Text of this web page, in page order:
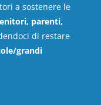
a sostenere le
parenti,
di restare
grandi